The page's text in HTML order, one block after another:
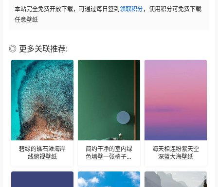
本站完全免费开放下载，可通过每日签到 领取积分，使用积分可免费下载
任意壁纸
◎ 更多关联推荐:
碧绿的礁石滩海岸
线俯视壁纸
简约干净的室内绿
色墙壁一张椅子壁
海天相连粉紫天空
深蓝大海壁纸